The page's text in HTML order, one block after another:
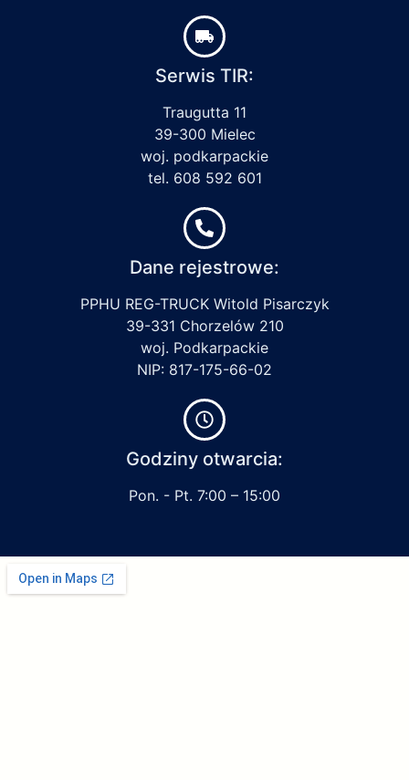
Serwis TIR:
Traugutta 11
39-300 Mielec
woj. podkarpackie
tel. 608 592 601
Dane rejestrowe:
PPHU REG-TRUCK Witold Pisarczyk
39-331 Chorzelów 210
woj. Podkarpackie
NIP: 817-175-66-02
Godziny otwarcia:
Pon. - Pt. 7:00 – 15:00